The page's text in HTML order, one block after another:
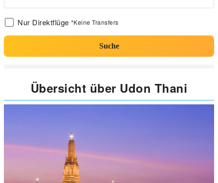
Nur Direktflüge *Keine Transfers
Suche
Übersicht über Udon Thani